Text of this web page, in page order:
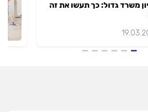
משרד גדול: כך תעשו את זה